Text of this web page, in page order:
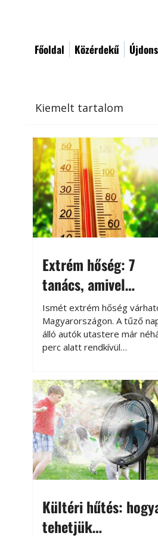
Főoldal Közérdekű
Kiemelt tartalom
Extrém hőség: 7
tanács, amivel
megóvhatjuk
autónkat a nyári
károktól
Ismét extrém hőség
Magyarországon. A tűző
álló autók utastere már
perc alatt rendkívül
megközelítheti. Ez nemcsak
beszállást teszi
hanem az autó állapotára
benne hagyott tárgyakra is
káros hatással lehet.
egyszerű óvintézkedéssel
azonban jelentősen
csökkenthetjük a hőség
Kültéri hűtés:
tehetjük